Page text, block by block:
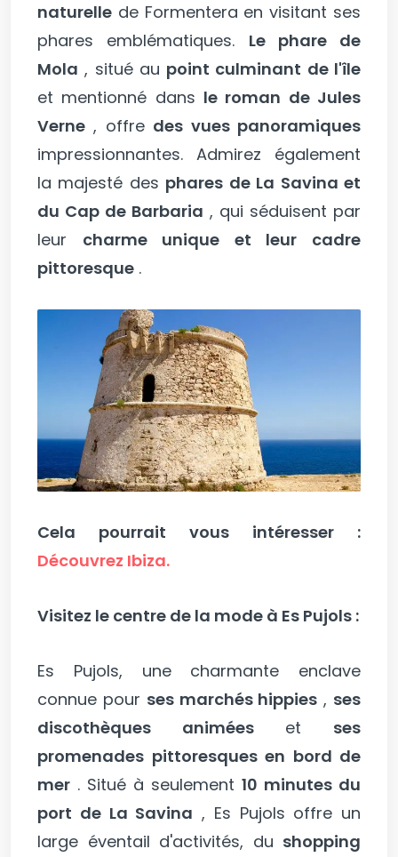
naturelle de Formentera en visitant ses
phares emblématiques. Le phare de
Mola , situé au point culminant de l'île
et mentionné dans le roman de Jules
Verne , offre des vues panoramiques
impressionnantes. Admirez également
la majesté des phares de La Savina et
du Cap de Barbaria , qui séduisent par
leur charme unique et leur cadre
pittoresque .
Cela pourrait vous intéresser :
Découvrez Ibiza.
Visitez le centre de la mode à Es Pujols :
Es Pujols, une charmante enclave
connue pour ses marchés hippies , ses
discothèques animéeset ses
promenades pittoresques en bord de
mer . Situé à seulement 10 minutes du
port de La Savina , Es Pujols offre un
large éventail d'activités, du shopping